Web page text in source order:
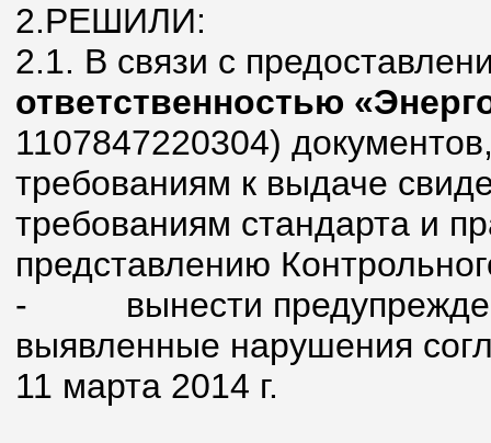
2.РЕШИЛИ:
2.1. В связи с
ответственностью
1107847220304)
требованиям к выдаче
требованиям стандарта и
представлению
-
вынести
выявленные нарушения
11 марта 2014 г.